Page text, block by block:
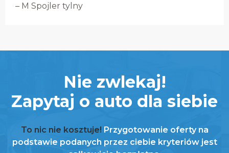
– M Spojler tylny
Nie zwlekaj!
Zapytaj o auto dla siebie
To nic nie kosztuje! Przygotowanie oferty na
podstawie podanych przez ciebie kryteriów jest